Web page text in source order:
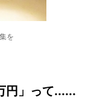
を
円」って......